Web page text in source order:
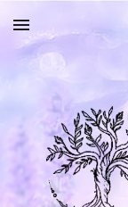
Skip to main